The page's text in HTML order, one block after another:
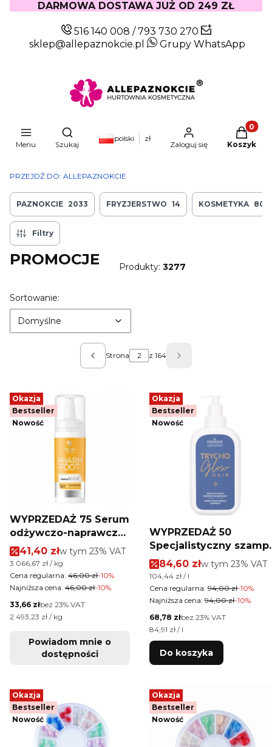
DARMOWA DOSTAWA JUŻ OD 249 ZŁ
516 140 008 /793 730 270
sklep@allepaznokcie.pl
Grupy WhatsApp
Menu
Otwórz wyszukiwarkę
Szukaj
polski zł
Zaloguj się Koszyk
PRZEJDŹ DO: ALLEPAZNOKCIE
PAZNOKCIE 2033 FRYZJERSTWO 14 KOSMETYKA 803
Filtry
PROMOCJE Produkty: 3277
Lista produktów
Sortowanie:
Domyślne
Poprzednie produkty
Strona z 164 Następne produkty
Okazja
Bestseller
Nowość
WYPRZEDAŻ 75 Serum
odżywczo-naprawcze
z ekstraktem z miodu
manuka i mleczkiem
pszczelim Victoria
Vynn Pharm Foot
manuBOOST 15ml
Cena promocyjna brutto
41,40 złw tym %s VAT
w tym 23% VAT
Cena jednostkowa brutto
3 066,67 zł / kg
Cena regularna: 46,00 zł-10%
Najniższa cena: 46,00 zł-10%
Cena netto
33,66 złbez 23% VAT
Cena jednostkowa netto
2 493,23 zł / kg
Powiadom mnie o
dostępności
Okazja
Bestseller
Nowość
WYPRZEDAŻ 50
Specjalistyczny
nawilżający włosy
Farmona Trycho Glow
Hair 900 ml
Cena promocyjna
84,60 złw tym %s VAT
w tym 23% VAT
Cena jednostkowa brutto
104,44 zł / l
Cena regularna: 94,00 zł-10%
Najniższa cena: 94,00 zł-10%
Cena netto
68,78 złbez 23% VAT
Cena jednostkowa netto
84,91 zł / l
Do koszyka
Okazja
Bestseller
Nowość
Okazja
Bestseller
Nowość